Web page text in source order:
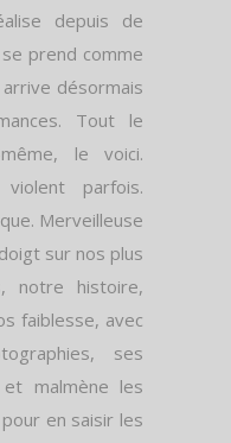
depuis de
prend comme
désormais
Tout le
le voici.
violent parfois.
Merveilleuse
sur nos plus
notre histoire,
faiblesse, avec
ses
malmène les
en saisir les